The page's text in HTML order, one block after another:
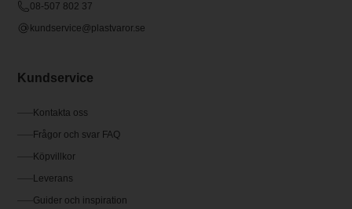
08-507 802 37
kundservice@plastvaror.se
Kundservice
Kontakta oss
Frågor och svar FAQ
Köpvillkor
Leverans
Guider och inspiration